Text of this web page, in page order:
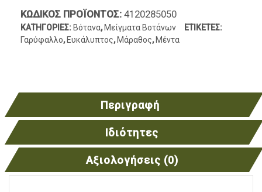
ΚΩΔΙΚΌΣ ΠΡΟΪΌΝΤΟΣ: 4120285050
ΚΑΤΗΓΟΡΊΕΣ: Βότανα, Μείγματα Βοτάνων
ΕΤΙΚΈΤΕΣ:
Γαρύφαλλο, Ευκάλυπτος, Μάραθος, Μέντα
Περιγραφή
Ιδιότητες
Αξιολογήσεις (0)